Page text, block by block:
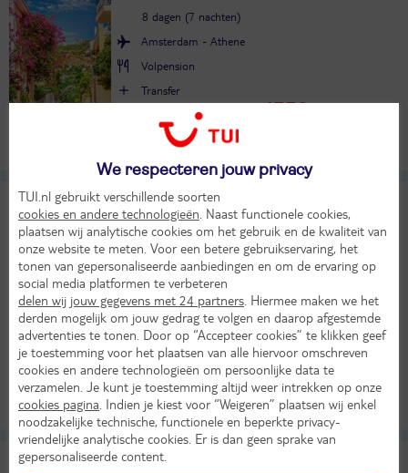
8 dagen (7 nachten)
Amsterdam - Athene
Volpension
Transfer
8
Heel goed
Ermass Modern Living
TUI classificatie Appartementen
Griekenland Atheense Rivièra Athene
KASSAKORTING
24°
in okt
Ma 5 okt 2026
4 dagen (3 nachten)
Amsterdam - Athene
Logies
378,-
per persoon
Alle verplichte kosten inbegrepen!
9 8-daagse rondreis Klassiek Griekenland
We respecteren jouw privacy
TUI.nl gebruikt verschillende soorten
cookies en andere technologieën . Naast functionele cookies,
plaatsen wij analytische cookies om het gebruik en de kwaliteit van
onze website te meten. Voor een betere gebruikservaring, het
tonen van gepersonaliseerde aanbiedingen en om de ervaring op
social media platformen te verbeteren
delen wij jouw gegevens met 24 partners . Hiermee maken we het
derden mogelijk om jouw gedrag te volgen en daarop afgestemde
advertenties te tonen. Door op “Accepteer cookies” te klikken geef
je toestemming voor het plaatsen van alle hiervoor omschreven
cookies en andere technologieën om persoonlijke data te
verzamelen. Je kunt je toestemming altijd weer intrekken op onze
cookies pagina . Indien je kiest voor “Weigeren” plaatsen wij enkel
noodzakelijke technische, functionele en beperkte privacy-
vriendelijke analytische cookies. Er is dan geen sprake van
gepersonaliseerde content.